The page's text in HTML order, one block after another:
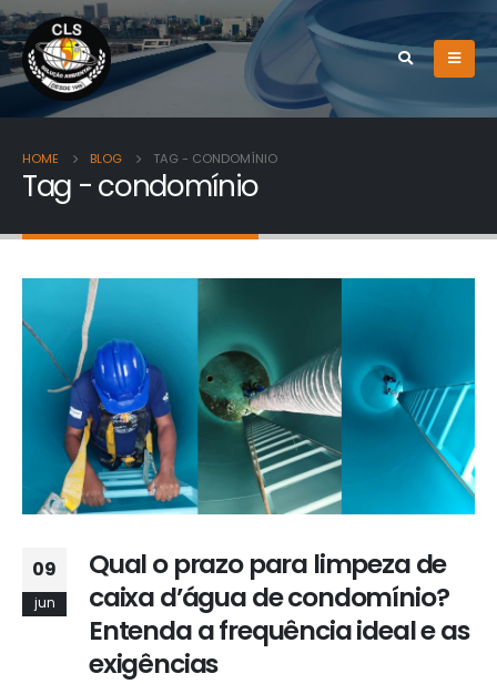
HOME BLOG TAG - CONDOMÍNIO
Tag - condomínio
09
jun
Qual o prazo para limpeza de
caixa d’água de condomínio?
Entenda a frequência ideal e as
exigências